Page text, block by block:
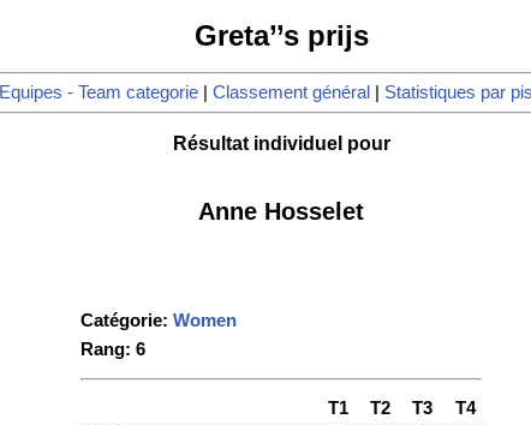
Greta’’s prijs
Equipes - Team categorie Classement général Statistiques par
Résultat individuel pour
Anne Hosselet
Catégorie: Women
Rang: 6
T1 T2 T3
T4